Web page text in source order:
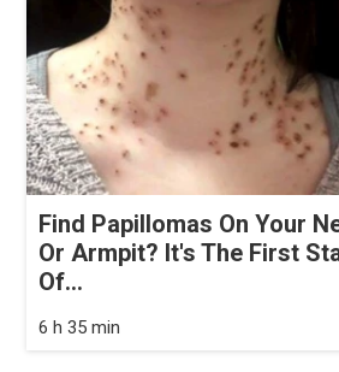
Find Papillomas On Your
Or Armpit? It's The First
Of...
6 h 35 min